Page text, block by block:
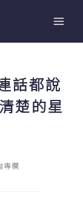
話都說
楚的星
專欄